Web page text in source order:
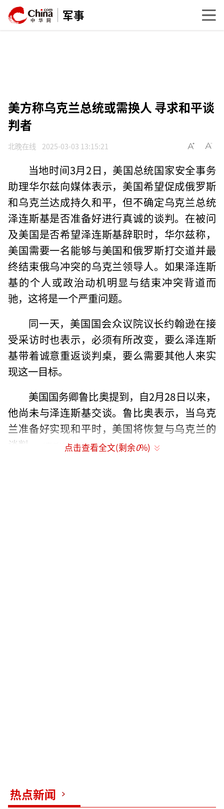
军事
美方称乌克兰总统或需换人 寻求和平谈
判者
北晚在线 2025-03-03 13:15:21
当地时间3月2日，美国总统国家安全事务
助理华尔兹向媒体表示，美国希望促成俄罗斯
和乌克兰达成持久和平，但不确定乌克兰总统
泽连斯基是否准备好进行真诚的谈判。在被问
及美国是否希望泽连斯基辞职时，华尔兹称，
美国需要一名能够与美国和俄罗斯打交道并最
终结束俄乌冲突的乌克兰领导人。如果泽连斯
基的个人或政治动机明显与结束冲突背道而
驰，这将是一个严重问题。
同一天，美国国会众议院议长约翰逊在接
受采访时也表示，必须有所改变，要么泽连斯
基带着诚意重返谈判桌，要么需要其他人来实
现这一目标。
美国国务卿鲁比奥提到，自2月28日以来，
他尚未与泽连斯基交谈。鲁比奥表示，当乌克
兰准备好实现和平时，美国将恢复与乌克兰的
谈判。
（责任编辑：张小花 TT1000）
点击查看全文(剩余0%)
热点新闻